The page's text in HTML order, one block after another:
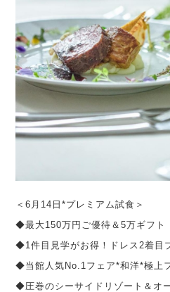
＜6月14日*プレミアム試食＞
◆最大150万円ご優待＆5万ギフト
◆1件目見学がお得！ドレス2着目
◆当館人気No.1フェア*和洋*極上
◆圧巻のシーサイドリゾート＆オ